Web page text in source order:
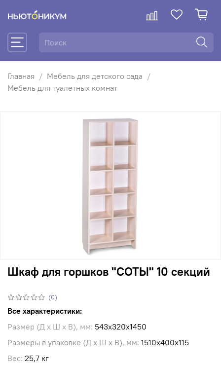
Главная
Мебель для детского сада
Мебель для туалетных комнат
(0)
Шкаф для горшков "СОТЫ" 10 секций
Все характеристики:
Размер (Д х Ш х В), мм: 543х320х1450
Размеры в упаковке (Д х Ш х В), мм: 1510х400х115
Вес: 25,7 кг